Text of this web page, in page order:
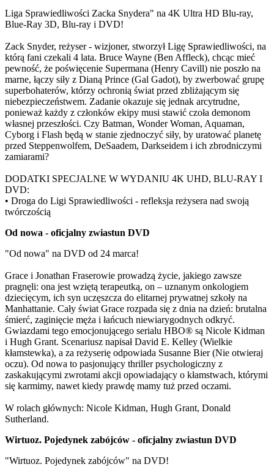
Liga Sprawiedliwości Zacka Snydera" na 4K Ultra HD Blu-ray,
Blue-Ray 3D, Blu-ray i DVD!
Zack Snyder, reżyser - wizjoner, stworzył Ligę Sprawiedliwości, na
którą fani czekali 4 lata. Bruce Wayne (Ben Affleck), chcąc mieć
pewność, że poświęcenie Supermana (Henry Cavill) nie poszło na
marne, łączy siły z Dianą Prince (Gal Gadot), by zwerbować grupę
superbohaterów, którzy ochronią świat przed zbliżającym się
niebezpieczeństwem. Zadanie okazuje się jednak arcytrudne,
ponieważ każdy z członków ekipy musi stawić czoła demonom
własnej przeszłości. Czy Batman, Wonder Woman, Aquaman,
Cyborg i Flash będą w stanie zjednoczyć siły, by uratować planetę
przed Steppenwolfem, DeSaadem, Darkseidem i ich zbrodniczymi
zamiarami?
DODATKI SPECJALNE W WYDANIU 4K UHD, BLU-RAY I
DVD:
• Droga do Ligi Sprawiedliwości - refleksja reżysera nad swoją
twórczością
Od nowa - oficjalny zwiastun DVD
"Od nowa" na DVD od 24 marca!
Grace i Jonathan Fraserowie prowadzą życie, jakiego zawsze
pragnęli: ona jest wziętą terapeutką, on – uznanym onkologiem
dziecięcym, ich syn uczęszcza do elitarnej prywatnej szkoły na
Manhattanie. Cały świat Grace rozpada się z dnia na dzień: brutalna
śmierć, zaginięcie męża i łańcuch niewiarygodnych odkryć.
Gwiazdami tego emocjonującego serialu HBO® są Nicole Kidman
i Hugh Grant. Scenariusz napisał David E. Kelley (Wielkie
kłamstewka), a za reżyserię odpowiada Susanne Bier (Nie otwieraj
oczu). Od nowa to pasjonujący thriller psychologiczny z
zaskakującymi zwrotami akcji opowiadający o kłamstwach, którymi
się karmimy, nawet kiedy prawdę mamy tuż przed oczami.
W rolach głównych: Nicole Kidman, Hugh Grant, Donald
Sutherland.
Wirtuoz. Pojedynek zabójców - oficjalny zwiastun DVD
"Wirtuoz. Pojedynek zabójców" na DVD!